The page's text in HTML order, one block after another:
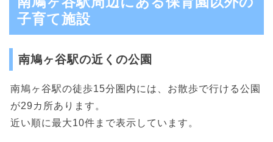
子育て施設
南鳩ヶ谷駅の近くの公園
南鳩ヶ谷駅の徒歩15分圏内には、お散歩で行ける公園
が29カ所あります。
近い順に最大10件まで表示しています。